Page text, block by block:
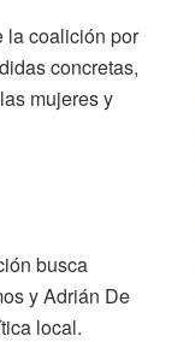
la coalición por
concretas,
mujeres y
busca
y Adrián De
local.